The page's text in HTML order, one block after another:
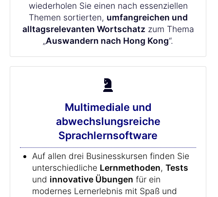
wiederholen Sie einen nach essenziellen
Themen sortierten, umfangreichen und
alltagsrelevanten Wortschatz zum Thema
„Auswandern nach Hong Kong“.
Multimediale und
abwechslungsreiche
Sprachlernsoftware
Auf allen drei Businesskursen finden Sie
unterschiedliche Lernmethoden, Tests
und innovative Übungen für ein
modernes Lernerlebnis mit Spaß und